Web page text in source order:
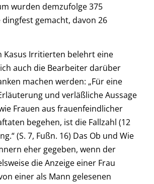
wurden demzufolge 375
gemacht, davon 26
Kasus Irritierten belehrt eine
auch die Bearbeiter darüber
machen werden: „Für eine
und verläßliche Aussage
Frauen aus frauenfeindlicher
begehen, ist die Fallzahl (12
(S. 7, Fußn. 16) Das Ob und Wie
eher gegeben, wenn der
die Anzeige einer Frau
einer als Mann gelesenen